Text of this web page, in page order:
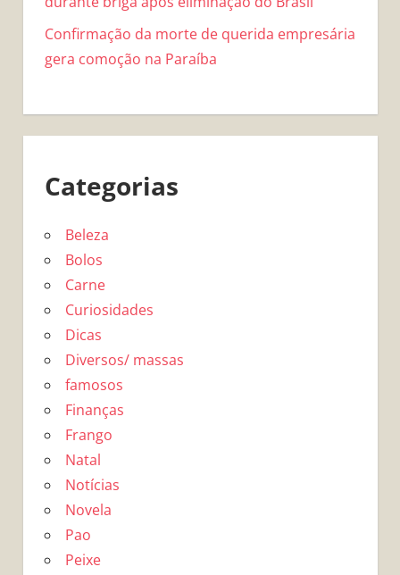
Confirmação da morte de querida empresária
gera comoção na Paraíba
Categorias
Beleza
Bolos
Carne
Curiosidades
Dicas
Diversos/ massas
famosos
Finanças
Frango
Natal
Notícias
Novela
Pao
Peixe